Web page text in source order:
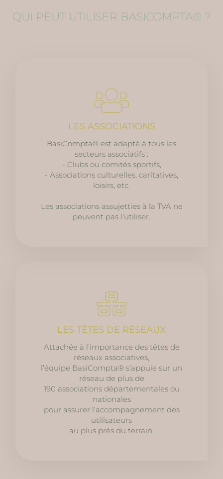
QUI PEUT UTILISER BASICOMPTA® ?
LES ASSOCIATIONS
BasiCompta® est adapté à tous les
secteurs associatifs :
- Clubs ou comités sportifs,
- Associations culturelles, caritatives,
loisirs, etc.
Les associations assujetties à la TVA ne
peuvent pas l’utiliser.
LES TÊTES DE RÉSEAUX
Attachée à l'importance des têtes de
réseaux associatives,
l’équipe BasiCompta® s’appuie sur un
réseau de plus de
190 associations départementales ou
nationales
pour assurer l’accompagnement des
utilisateurs
au plus près du terrain.